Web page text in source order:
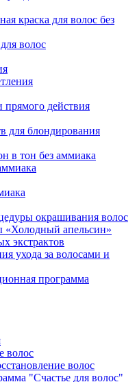
краска для волос без
волос
прямого действия
для блондирования
в тон без аммиака
окрашивания волос
«Холодный апельсин»
экстрактов
ухода за волосами и
программа
волос
волос
"Счастье для волос"